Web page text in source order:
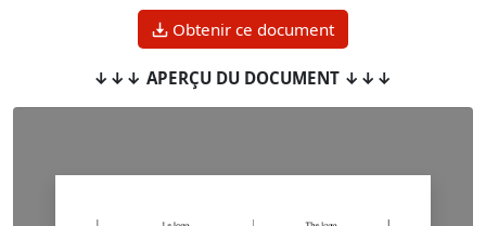
Obtenir ce document
↓↓↓ APERÇU DU DOCUMENT ↓↓↓